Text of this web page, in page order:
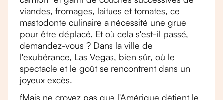
viandes, fromages, laitues et tomates, ce
mastodonte culinaire a nécessité une grue
pour être déplacé. Et où cela s'est-il passé,
demandez-vous ? Dans la ville de
l'exubérance, Las Vegas, bien sûr, où le
spectacle et le goût se rencontrent dans un
joyeux excès.
fMais ne croyez pas que l'Amérique détient le